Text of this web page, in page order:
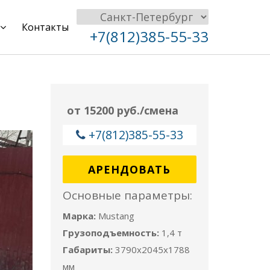
Контакты +7(812)385-55-33
от 15200 руб./смена
+7(812)385-55-33
АРЕНДОВАТЬ
Основные параметры:
Марка: Mustang
Грузоподъемность: 1,4 т
Габариты: 3790x2045x1788
мм